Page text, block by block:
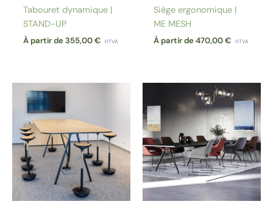
Tabouret dynamique |
STAND-UP
À partir de355,00€ HTVA
Siège ergonomique |
ME MESH
À partir de470,00€ HTVA